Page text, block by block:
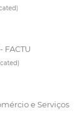
e Serviços